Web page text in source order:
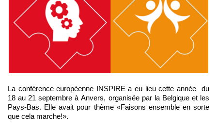
La conférence européenne INSPIRE a eu lieu cette année du
18 au 21 septembre à Anvers, organisée par la Belgique et les
Pays-Bas. Elle avait pour thème «Faisons ensemble en sorte
que cela marche!».